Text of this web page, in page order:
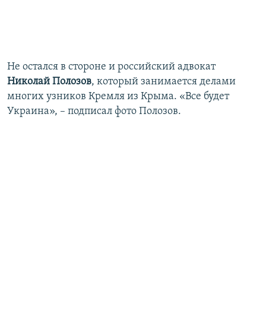
Не остался в стороне и российский адвокат
Николай Полозов, который занимается делами
многих узников Кремля из Крыма. «Все будет
Украина», – подписал фото Полозов.